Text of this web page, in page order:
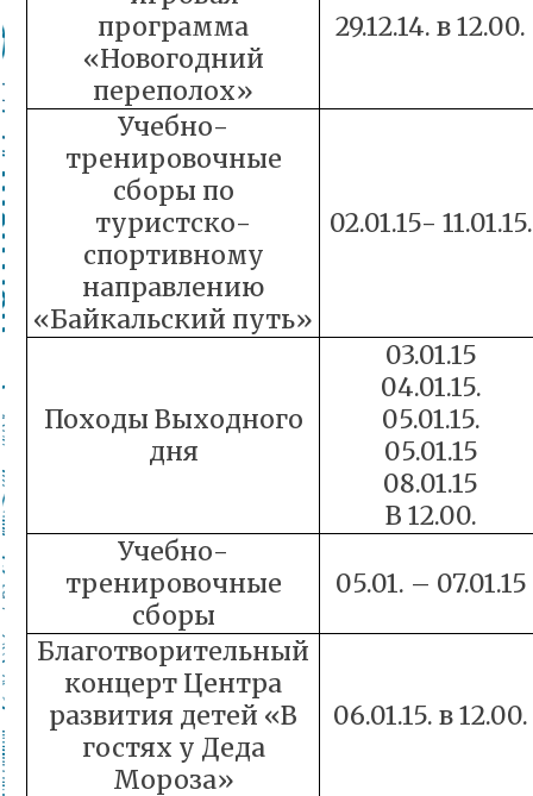
программа
«Новогодний
переполох»
29.12.14. в 12.00.
Учебно-
тренировочные
сборы по
туристско-
спортивному
направлению
«Байкальский путь»
02.01.15- 11.01.15.
Походы Выходного
дня
03.01.15
04.01.15.
05.01.15.
05.01.15
08.01.15
В 12.00.
Учебно-
тренировочные
сборы
05.01. – 07.01.15
Благотворительный
концерт Центра
развития детей «В
гостях у Деда
Мороза»
06.01.15. в 12.00.